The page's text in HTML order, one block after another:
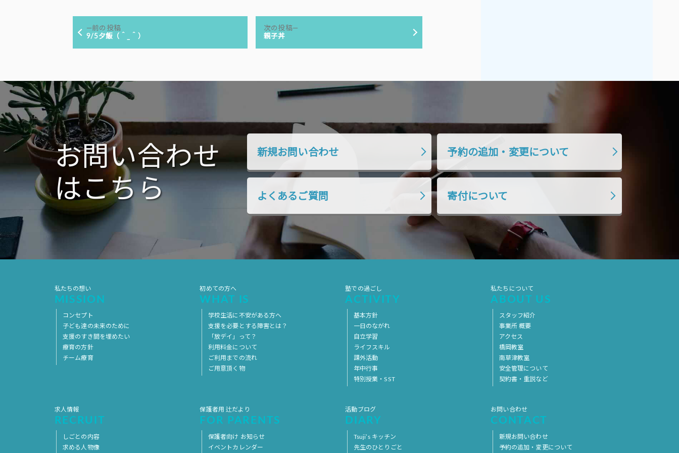
ゲ
ー
シ
ョ
ン
前の投稿前
9/5夕飯（＾_＾）
次の投稿
次
親子丼
お問い合わせ
はこちら
新規お問い合わせ 予約の追加・変更について
よくあるご質問 寄付について
私たちの想い
MISSION
コンセプト
子ども達の未来のために
支援のすき間を埋めたい
療育の方針
チーム療育
初めての方へ
WHAT IS
学校生活に不安がある方へ
支援を必要とする障害とは？
「放デイ」って？
利用料金について
ご利用までの流れ
ご用意頂く物
塾での過ごし
ACTIVITY
基本方針
一日のながれ
自立学習
ライフスキル
課外活動
年中行事
特別授業・SST
私たちについて
ABOUT US
スタッフ紹介
事業所 概要
アクセス
橋岡教室
南草津教室
安全管理について
契約書・重説など
求人情報
RECRUIT
しごとの内容
求める人物像
保護者用 辻だより
FOR PARENTS
保護者向け お知らせ
イベントカレンダー
活動ブログ
DIARY
Tsuji’s キッチン
先生のひとりごと
お問い合わせ
CONTACT
新規お問い合わせ
予約の追加・変更について